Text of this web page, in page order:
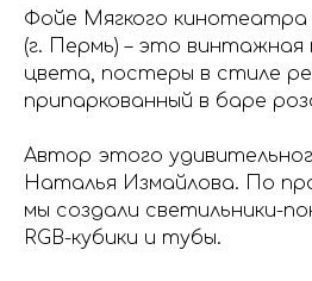
Фойе Мягкого
(г. Пермь) – это винтажная
цвета, постеры в стиле
припаркованный в баре
Автор этого
Наталья Измайлова. По
мы создали светильники-
RGB-кубики и тубы.